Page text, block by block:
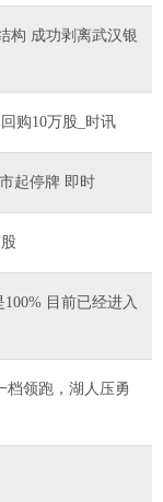
构 成功剥离武汉银
购10万股_时讯
起停牌 即时
目前已经进入
档领跑，湖人压勇